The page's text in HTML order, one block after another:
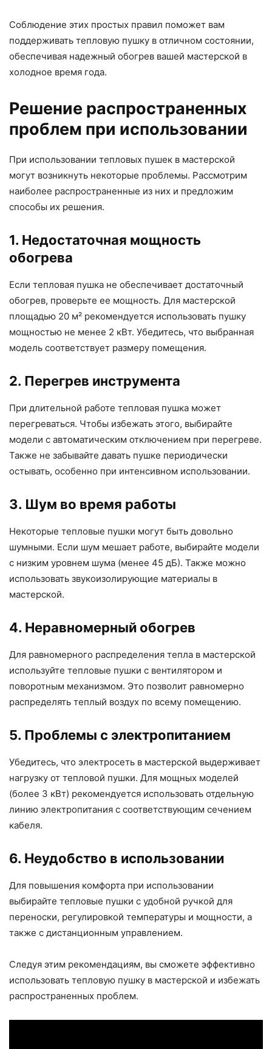
Соблюдение этих простых правил поможет вам
поддерживать тепловую пушку в отличном состоянии,
обеспечивая надежный обогрев вашей мастерской в
холодное время года.
Решение распространенных
проблем при использовании
При использовании тепловых пушек в мастерской
могут возникнуть некоторые проблемы. Рассмотрим
наиболее распространенные из них и предложим
способы их решения.
1. Недостаточная мощность
обогрева
Если тепловая пушка не обеспечивает достаточный
обогрев, проверьте ее мощность. Для мастерской
площадью 20 м² рекомендуется использовать пушку
мощностью не менее 2 кВт. Убедитесь, что выбранная
модель соответствует размеру помещения.
2. Перегрев инструмента
При длительной работе тепловая пушка может
перегреваться. Чтобы избежать этого, выбирайте
модели с автоматическим отключением при перегреве.
Также не забывайте давать пушке периодически
остывать, особенно при интенсивном использовании.
3. Шум во время работы
Некоторые тепловые пушки могут быть довольно
шумными. Если шум мешает работе, выбирайте модели
с низким уровнем шума (менее 45 дБ). Также можно
использовать звукоизолирующие материалы в
мастерской.
4. Неравномерный обогрев
Для равномерного распределения тепла в мастерской
используйте тепловые пушки с вентилятором и
поворотным механизмом. Это позволит равномерно
распределять теплый воздух по всему помещению.
5. Проблемы с электропитанием
Убедитесь, что электросеть в мастерской выдерживает
нагрузку от тепловой пушки. Для мощных моделей
(более 3 кВт) рекомендуется использовать отдельную
линию электропитания с соответствующим сечением
кабеля.
6. Неудобство в использовании
Для повышения комфорта при использовании
выбирайте тепловые пушки с удобной ручкой для
переноски, регулировкой температуры и мощности, а
также с дистанционным управлением.
Следуя этим рекомендациям, вы сможете эффективно
использовать тепловую пушку в мастерской и избежать
распространенных проблем.